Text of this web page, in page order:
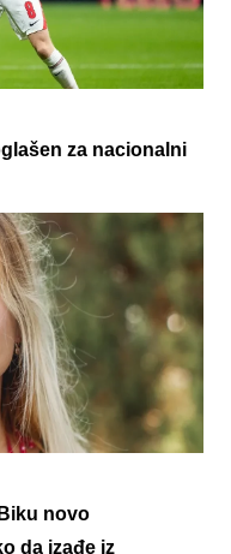
za nacionalni
novo
da izađe iz